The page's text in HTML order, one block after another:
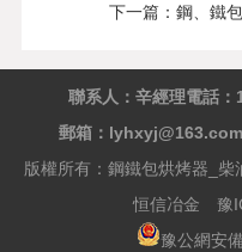
下一篇：鋼、鐵
聯系人：辛經理電話：
郵箱：lyhxyj@163.com
版權所有：鋼鐵包烘烤器_
恒信冶金 豫
豫公網安